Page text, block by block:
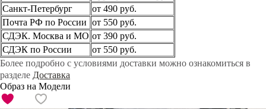
Санкт-Петербург
от 490 руб.
Почта РФ по России от 550 руб.
СДЭК. Москва и МО от 390 руб.
СДЭК по России
от 550 руб.
Более подробно с условиями доставки можно ознакомиться в
разделе Доставка
Образ на Модели